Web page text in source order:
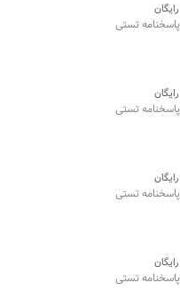
رایگان
پاسخنامه تستی
رایگان
پاسخنامه تستی
رایگان
پاسخنامه تستی
رایگان
پاسخنامه تستی